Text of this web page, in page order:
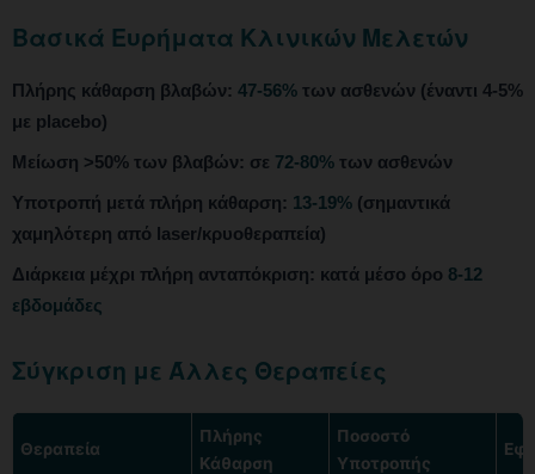
Βασικά Ευρήματα Κλινικών Μελετών
Πλήρης κάθαρση βλαβών: 47-56% των ασθενών (έναντι 4-5%
με placebo)
Μείωση >50% των βλαβών: σε 72-80% των ασθενών
Υποτροπή μετά πλήρη κάθαρση: 13-19% (σημαντικά
χαμηλότερη από laser/κρυοθεραπεία)
Διάρκεια μέχρι πλήρη ανταπόκριση: κατά μέσο όρο 8-12
εβδομάδες
Σύγκριση με Άλλες Θεραπείες
Θεραπεία
Πλήρης
Κάθαρση
Ποσοστό
Υποτροπής